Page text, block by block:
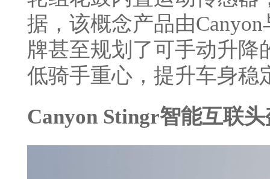
据，该概念产品由
牌甚至规划了可手动升降
低骑手重心，提升车身稳
Canyon Stingr智能互联